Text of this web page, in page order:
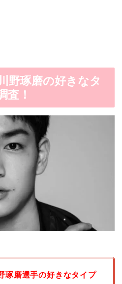
野琢磨の好きなタ
査！
琢磨選手の好きなタイプ